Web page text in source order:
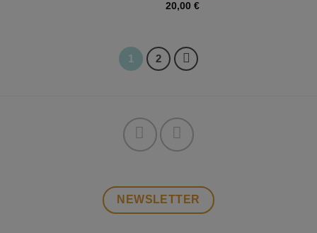
20,00 €
1 2
NEWSLETTER